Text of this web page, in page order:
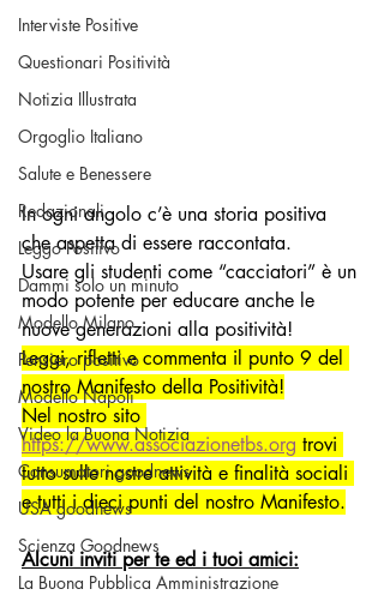
Interviste Positive
Questionari Positività
Notizia Illustrata
Orgoglio Italiano
Salute e Benessere
Redazionali
Leggo Positivo
Dammi solo un minuto
Modello Milano
Pensiero positivo
Modello Napoli
Video la Buona Notizia
Consumatori goodnews
USA goodnews
Scienza Goodnews
La Buona Pubblica Amministrazione
In ogni angolo c’è una storia positiva
che aspetta di essere raccontata.
Usare gli studenti come “cacciatori” è un
modo potente per educare anche le
nuove generazioni alla positività!
Leggi, rifletti e commenta il punto 9 del
nostro Manifesto della Positività!
Nel nostro sito
https://www.associazionetbs.org trovi
tutto sulle nostre attività e finalità sociali
e tutti i dieci punti del nostro Manifesto.
Alcuni inviti per te ed i tuoi amici: